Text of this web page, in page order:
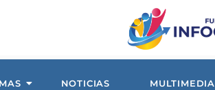
NOTICIAS MULTIMEDIA